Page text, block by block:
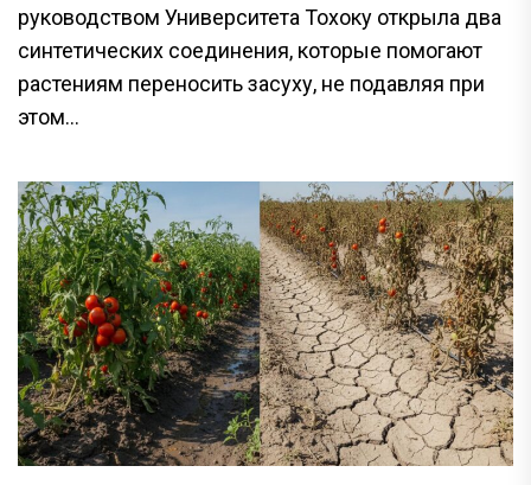
руководством Университета Тохоку открыла два
синтетических соединения, которые помогают
растениям переносить засуху, не подавляя при
этом...